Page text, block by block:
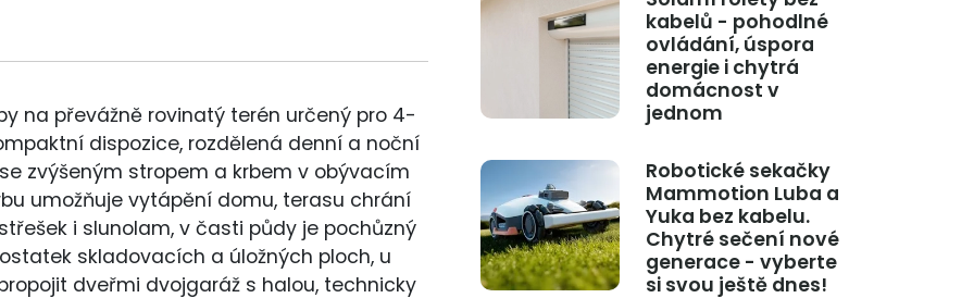
na převážně rovinatý terén určený pro 4-
dispozice, rozdělená denní a noční
zvýšeným stropem a krbem v obývacím
umožňuje vytápění domu, terasu chrání
i slunolam, v časti půdy je pochůzný
skladovacích a úložných ploch, u
dveřmi dvojgaráž s halou, technicky
kabelů - pohodlné
ovládání, úspora
energie i chytrá
domácnost v
jednom
Robotické sekačky
Mammotion Luba a
Yuka bez kabelu.
Chytré sečení nové
generace - vyberte
si svou ještě dnes!